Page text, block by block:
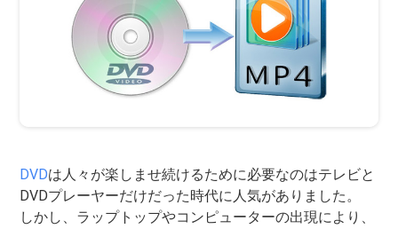
DVDは人々が楽しませ続けるために必要なのはテレビと
DVDプレーヤーだけだった時代に人気がありました。
しかし、ラップトップやコンピューターの出現により、